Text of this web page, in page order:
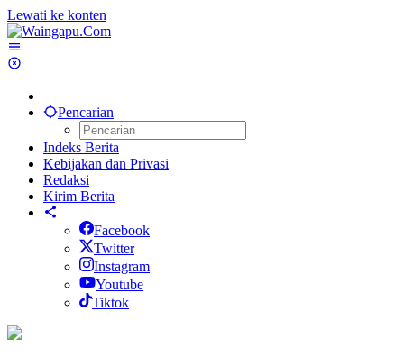
Lewati ke konten
Pencarian
Indeks Berita
Kebijakan dan Privasi
Redaksi
Kirim Berita
Facebook
Twitter
Instagram
Youtube
Tiktok